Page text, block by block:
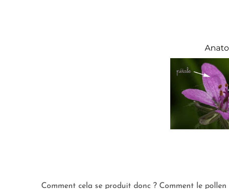
Comment cela se produit donc ? Comment le pollen